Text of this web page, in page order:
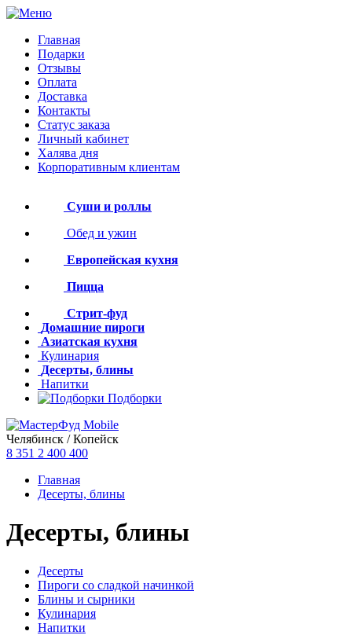
Главная
Подарки
Отзывы
Оплата
Доставка
Контакты
Статус заказа
Личный кабинет
Халява дня
Корпоративным клиентам
Суши и роллы
Обед и ужин
Европейская кухня
Пицца
Стрит-фуд
Домашние пироги
Азиатская кухня
Кулинария
Десерты, блины
Напитки
Подборки
Челябинск / Копейск
8 351 2 400 400
Главная
Десерты, блины
Десерты, блины
Десерты
Пироги со сладкой начинкой
Блины и сырники
Кулинария
Напитки